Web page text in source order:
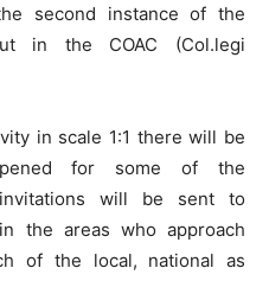
second instance of the
in the COAC (Col.legi
in scale 1:1 there will be
for some of the
will be sent to
the areas who approach
of the local, national as